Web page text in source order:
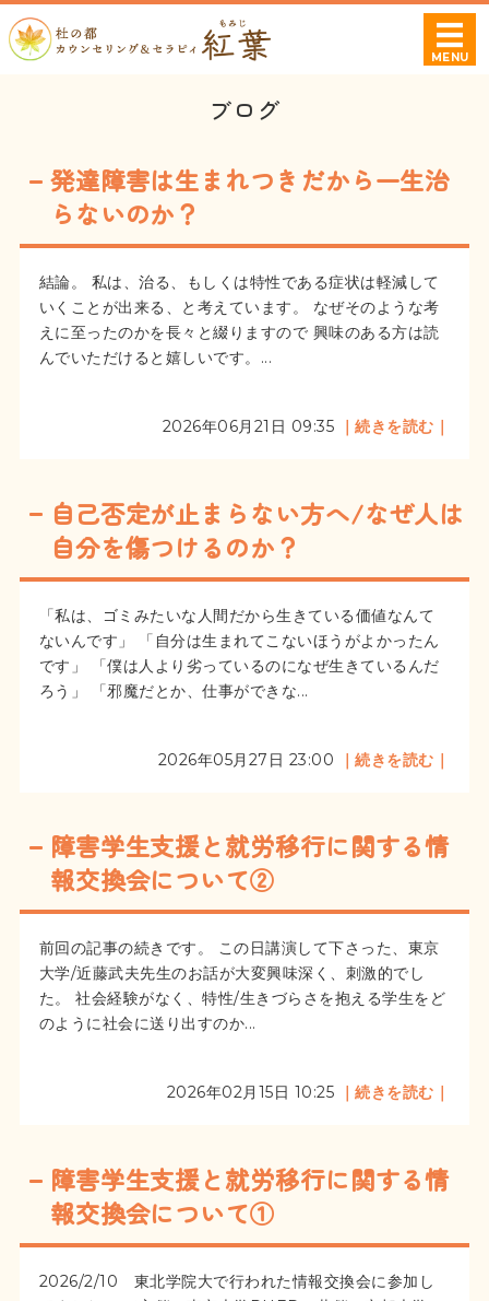
杜の都カウン
MENU
相談可能な症状・お悩み
ご利用・ご予約について
ブログ
発達障害は生まれつきだから一生治
らないのか？
結論。 私は、治る、もしくは特性である症状は軽減して
いくことが出来る、と考えています。 なぜそのような考
えに至ったのかを長々と綴りますので 興味のある方は読
んでいただけると嬉しいです。...
2026年06月21日 09:35 ｜続きを読む｜
自己否定が止まらない方へ/なぜ人は
自分を傷つけるのか？
「私は、ゴミみたいな人間だから生きている価値なんて
ないんです」 「自分は生まれてこないほうがよかったん
です」 「僕は人より劣っているのになぜ生きているんだ
ろう」 「邪魔だとか、仕事ができな...
2026年05月27日 23:00 ｜続きを読む｜
障害学生支援と就労移行に関する情
報交換会について②
前回の記事の続きです。 この日講演して下さった、東京
大学/近藤武夫先生のお話が大変興味深く、刺激的でし
た。 社会経験がなく、特性/生きづらさを抱える学生をど
のように社会に送り出すのか...
2026年02月15日 10:25 ｜続きを読む｜
障害学生支援と就労移行に関する情
報交換会について①
2026/2/10 東北学院大で行われた情報交換会に参加し